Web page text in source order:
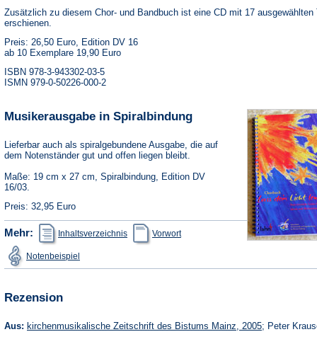
Zusätzlich zu diesem Chor- und Bandbuch ist eine CD mit 17 ausgewählten
erschienen.
Preis: 26,50 Euro, Edition DV 16
ab 10 Exemplare 19,90 Euro
ISBN 978-3-943302-03-5
ISMN 979-0-50226-000-2
Musikerausgabe in Spiralbindung
Lieferbar auch als spiralgebundene Ausgabe, die auf
dem Notenständer gut und offen liegen bleibt.
Maße: 19 cm x 27 cm, Spiralbindung, Edition DV
16/03.
Preis: 32,95 Euro
Mehr: Inhaltsverzeichnis
(Öffnet
in
einem
Tab)
Vorwortin
Tab)
Notenbeispiel in
einem
Rezension
Aus: kirchenmusikalische Zeitschrift des Bistums Mainz, 2005(Öffnet
; Peter